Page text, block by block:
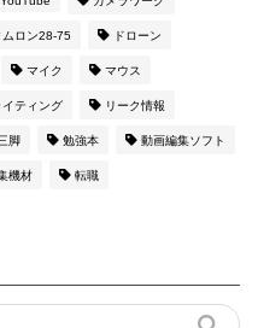
ムロン28-75 ドローン
マイク マウス
イティング リーク情報
脚 勉強本 動画編集ソフト
機材 転職